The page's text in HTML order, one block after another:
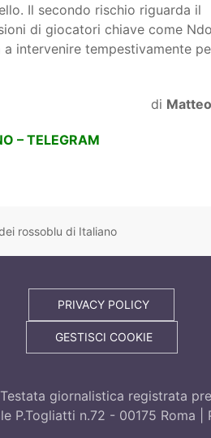
Il secondo rischio riguarda il
di giocatori chiave come
intervenire tempestivamente
di
– TELEGRAM
rossoblu di Italiano
PRIVACY POLICY
GESTISCI COOKIE
giornalistica registrata
P.Togliatti n.72 - 00175 Roma |